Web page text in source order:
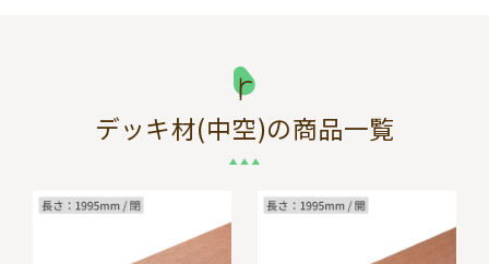
デッキ材(中空)の商品一覧